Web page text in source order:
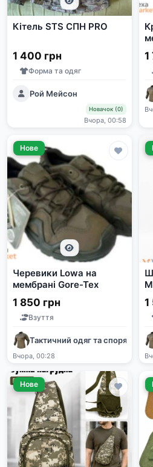
Кітель STS СПН PRO
1 400 грн
Форма та одяг
Рой Мейсон
Новачок (0)
Вчора, 00:58
1
Нове
Черевики Lowa на
мембрані Gore-Tex
1 850 грн
Взуття
Тактичний одяг та
Вчора, 00:28
1
Нове